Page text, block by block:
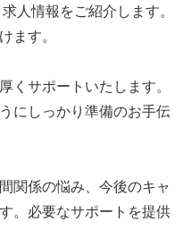
人情報をご紹介します。
ます。
くサポートいたします。
にしっかり準備のお手伝
関係の悩み、今後のキャ
。必要なサポートを提供